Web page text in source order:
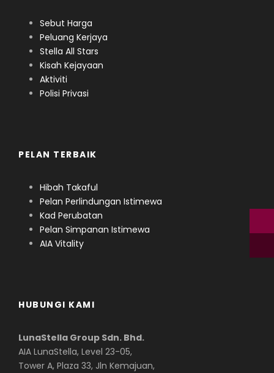
Sebut Harga
Peluang Kerjaya
Stella All Stars
Kisah Kejayaan
Aktiviti
Polisi Privasi
PELAN TERBAIK
Hibah Takaful
Pelan Perlindungan Istimewa
Kad Perubatan
Pelan Simpanan Istimewa
AIA Vitality
HUBUNGI KAMI
LunaStella Group Sdn. Bhd.
AIA LunaStella, Level 23-05,
Tower A, Plaza 33, Jln Kemajuan,